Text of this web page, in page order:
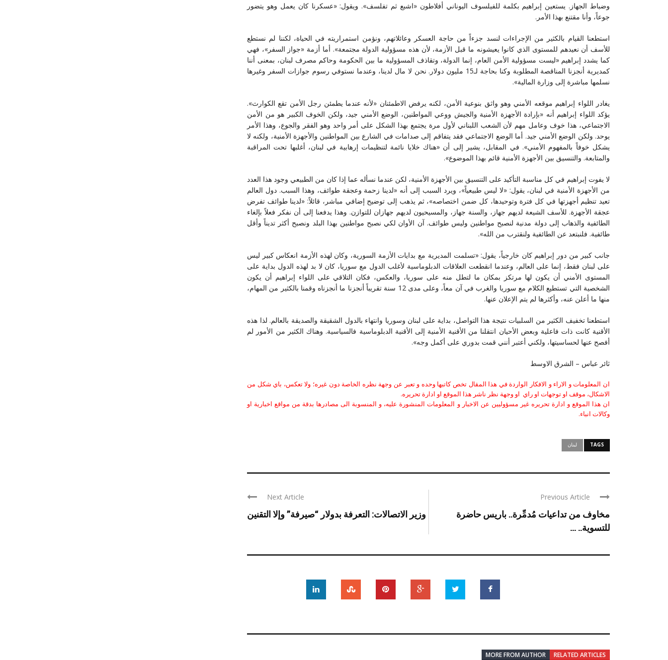
وضباط الجهاز. يستعين إبراهيم بكلمة للفيلسوف اليوناني أفلاطون «اشبع ثم تفلسف». ويقول: «عسكرنا كان يعمل وهو يتضور
جوعاً، وأنا مقتنع بهذا الأمر.
استطعنا القيام بالكثير من الإجراءات لنسد جزءاً من حاجة العسكر وعائلاتهم، ونؤمن استمراريته في الحياة، لكننا لم نستطع
للأسف أن نعيدهم للمستوى الذي كانوا يعيشونه ما قبل الأزمة، لأن هذه مسؤولية الدولة مجتمعة». أما أزمة «جواز السفر»، فهي
كما يشدد إبراهيم «ليست مسؤولية الأمن العام، إنما الدولة، وتقاذف المسؤولية ما بين الحكومة وحاكم مصرف لبنان، بمعنى أننا
كمديرية أنجزنا المناقصة المطلوبة وكنا بحاجة لـ15 مليون دولار. نحن لا مال لدينا، وعندما نستوفي رسوم جوازات السفر وغيرها
نسلمها مباشرة إلى وزارة المالية».
يغادر اللواء إبراهيم موقعه الأمني وهو واثق بنوعية الأمن، لكنه يرفض الاطمئنان «لأنه عندما يطمئن رجل الأمن تقع الكوارث».
يؤكد اللواء إبراهيم أنه «بإرادة الأجهزة الأمنية والجيش ووعي المواطنين، الوضع الأمني جيد، ولكن الخوف الكبير هو من الأمن
الاجتماعي، هذا خوف وعامل مهم لأن الشعب اللبناني لأول مرة يجتمع بهذا الشكل على أمر واحد وهو الفقر والجوع، وهذا الأمر
يوحد. ولكن الوضع الأمني جيد. أما الوضع الاجتماعي فقد يتفاقم إلى صدامات في الشارع بين المواطنين والأجهزة الأمنية، ولكنه لا
يشكل خوفاً بالمفهوم الأمني». في المقابل، يشير إلى أن «هناك خلايا نائمة لتنظيمات إرهابية في لبنان، أغلبها تحت المراقبة
والمتابعة. والتنسيق بين الأجهزة الأمنية قائم بهذا الموضوع».
لا يفوت إبراهيم في كل مناسبة التأكيد على التنسيق بين الأجهزة الأمنية، لكن عندما نسأله عما إذا كان من الطبيعي وجود هذا العدد
من الأجهزة الأمنية في لبنان، يقول: «لا ليس طبيعياً»، ويرد السبب إلى أنه «لدينا زحمة وعجقة طوائف، وهذا السبب. دول العالم
تعيد تنظيم أجهزتها في كل فترة وتوحيدها، كل ضمن اختصاصه»، ثم يذهب إلى توضيح إضافي مباشر، قائلاً: «لدينا طوائف تفرض
عجقة الأجهزة. للأسف الشيعة لديهم جهاز، والسنة جهاز، والمسيحيون لديهم جهازان للتوازن. وهذا يدفعنا إلى أن نفكر فعلاً بإلغاء
الطائفية والذهاب إلى دولة مدنية لنصبح مواطنين وليس طوائف. آن الأوان لكي نصبح مواطنين بهذا البلد ونصبح أكثر تديناً وأقل
طائفية. فلنبتعد عن الطائفية ولنقترب من الله».
جانب كبير من دور إبراهيم كان خارجياً، يقول: «تسلمت المديرية مع بدايات الأزمة السورية، وكان لهذه الأزمة انعكاس كبير ليس
على لبنان فقط، إنما على العالم، وعندما انقطعت العلاقات الدبلوماسية لأغلب الدول مع سوريا، كان لا بد لهذه الدول بداية على
المستوى الأمني أن يكون لها مرتكز بمكان ما لتطل منه على سوريا، والعكس، فكان التلاقي على اللواء إبراهيم أن يكون
الشخصية التي تستطيع الكلام مع سوريا والغرب في آن معاً، وعلى مدى 12 سنة تقريباً أنجزنا ما أنجزناه وقمنا بالكثير من المهام،
منها ما أعلن عنه، وأكثرها لم يتم الإعلان عنها.
استطعنا تخفيف الكثير من السلبيات نتيجة هذا التواصل، بداية على لبنان وسوريا وانتهاء بالدول الشقيقة والصديقة بالعالم. لذا هذه
الأقنية كانت ذات فاعلية وبعض الأحيان انتقلنا من الأقنية الأمنية إلى الأقنية الدبلوماسية فالسياسية. وهناك الكثير من الأمور لم
أفصح عنها لحساسيتها، ولكني أعتبر أنني قمت بدوري على أكمل وجه».
ثائر عباس – الشرق الاوسط
ان المعلومات و الاراء و الافكار الواردة في هذا المقال تخص كاتبها وحده و تعبر عن وجهة نظره الخاصة دون غيره؛ ولا تعكس، باي شكل من
الاشكال، موقف او توجهات او راي او وجهة نظر ناشر هذا الموقع او ادارة تحريره.
ان هذا الموقع و ادارة تحريره غير مسؤوليين عن الاخبار و المعلومات المنشورة عليه، و المنسوبة الى مصادرها بدقة من مواقع اخبارية او
وكالات انباء.
TAGS لبنان
Previous Article
مخاوف من تداعيات مُدمِّرة.. باريس حاضرة
للتسوية.. ...
Next Article
وزير الاتصالات: التعرفة بدولار “صيرفة” وإلا التقنين
RELATED ARTICLES
MORE FROM AUTHOR